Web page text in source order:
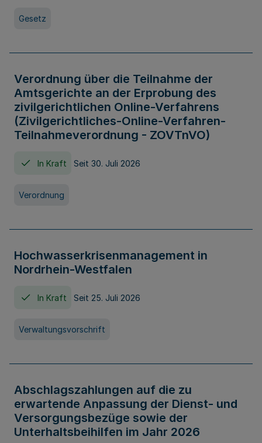
Gesetz
Verordnung über die Teilnahme der
Amtsgerichte an der Erprobung des
zivilgerichtlichen Online-Verfahrens
(Zivilgerichtliches-Online-Verfahren-
Teilnahmeverordnung - ZOVTnVO)
In Kraft Seit 30. Juli 2026
Verordnung
Hochwasserkrisenmanagement in
Nordrhein-Westfalen
In Kraft Seit 25. Juli 2026
Verwaltungsvorschrift
Abschlagszahlungen auf die zu
erwartende Anpassung der Dienst- und
Versorgungsbezüge sowie der
Unterhaltsbeihilfen im Jahr 2026